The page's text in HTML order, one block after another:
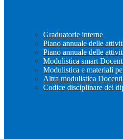
Graduatorie interne
Piano annuale delle
Piano annuale delle
Modulistica smart
Modulistica e materiali
Altra modulistica
Codice disciplinare dei